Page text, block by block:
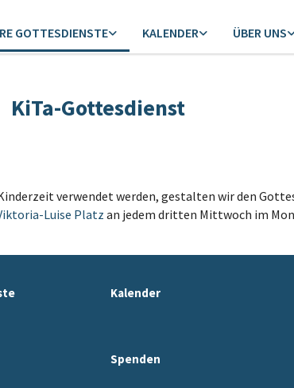
GOTTESDIENSTE KALENDER ÜBER UNS
KiTa-Gottesdienst
verwendet werden, gestalten wir den
Luise Platzan jedem dritten Mittwoch im
Kalender
Spenden